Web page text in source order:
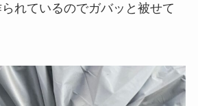
れているのでガバッと被せて